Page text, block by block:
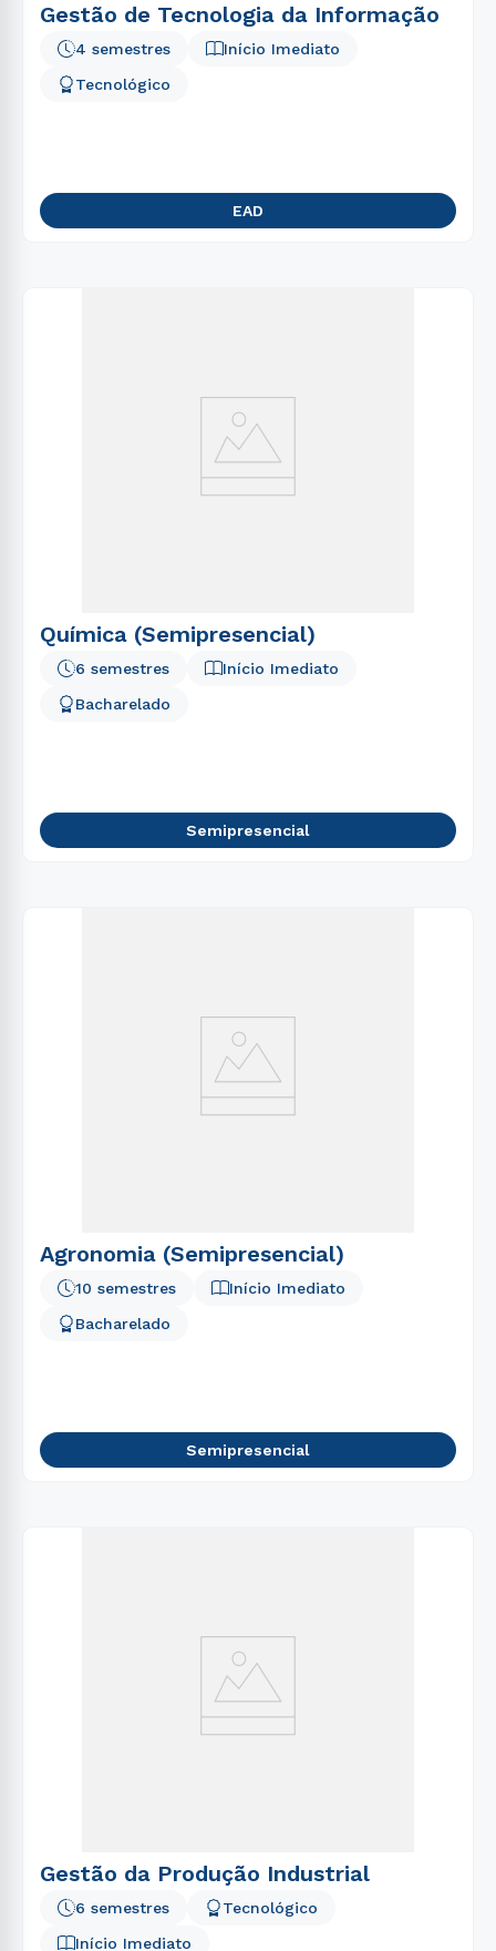
Gestão de Tecnologia da Informação
Início Imediato
Tecnológico
4 semestres
EAD
Química (Semipresencial)
6 semestres
Início Imediato
Bacharelado
Semipresencial
Agronomia (Semipresencial)
Início Imediato
10 semestres
Bacharelado
Semipresencial
Gestão da Produção Industrial
6 semestres
Tecnológico
Início Imediato